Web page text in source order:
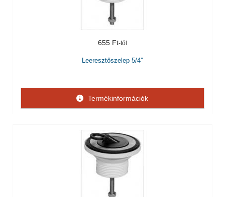
655 Ft
Leeresztőszelep 5/4''
Termékinformációk